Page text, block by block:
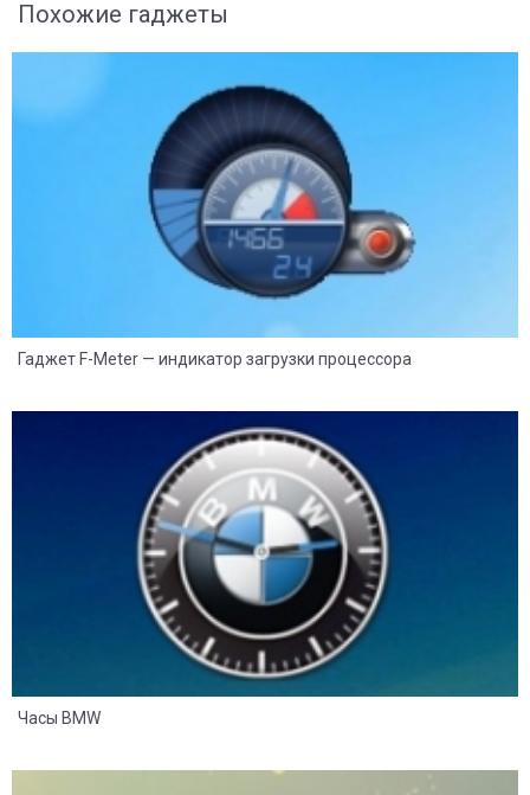
Похожие гаджеты
Гаджет F-Meter — индикатор загрузки процессора
Часы BMW